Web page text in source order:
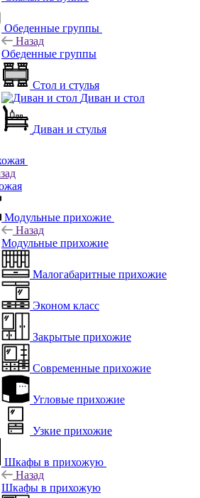
Обеденные группы
Назад
Обеденные группы
Стол и стулья
Диван и стол
Диван и стулья
Модульные прихожие
Назад
Модульные прихожие
Малогабаритные прихожие
Эконом класс
Закрытые прихожие
Современные прихожие
Угловые прихожие
Узкие прихожие
Шкафы в прихожую
Назад
Шкафы в прихожую